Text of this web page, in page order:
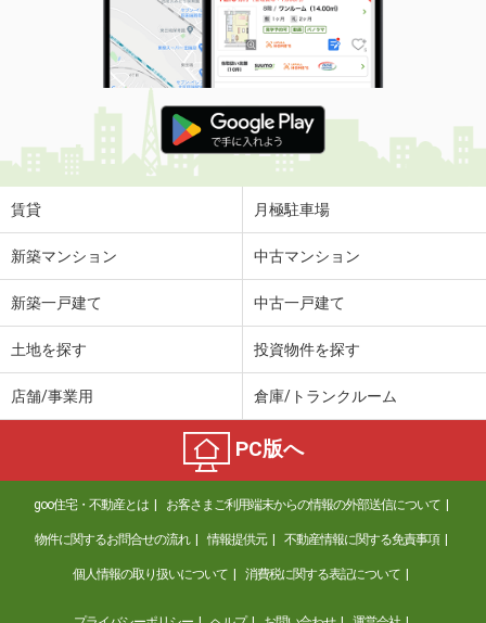
専有面積 46.09m²
間取り
1LDK
栃木県宇都宮市針ヶ谷町
価 格
4.50万円
住 所
栃木県宇都宮市針ヶ谷町
専有面積
栃木県下都賀郡壬生町至宝３丁目
15.20万円
栃木県宇都宮市江曽島１丁目
4.90万円
住 所
栃木県宇都宮市江曽島１丁目
専有面積 46.6m²
間取り
2DK
栃木県佐野市若松町
賃貸 月極駐車場
新築マンション 中古マンション
新築一戸建て 中古一戸建て
土地を探す 投資物件を探す
店舗/事業用 倉庫/トランクルーム
PC版へ
goo住宅・不動産とは お客さまご利用端末からの情報の外部送信について
物件に関するお問合せの流れ 情報提供元 不動産情報に関する免責事項
個人情報の取り扱いについて 消費税に関する表記について